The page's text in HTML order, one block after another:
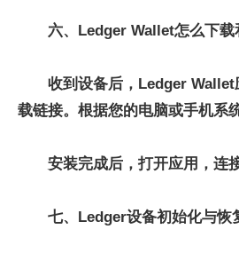
六、Ledger Wallet怎么下
收到设备后，Ledger Wallet
载链接。根据您的电脑或手机系
安装完成后，打开应用，连
七、Ledger设备初始化与恢